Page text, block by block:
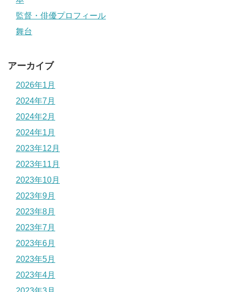
監督・俳優プロフィール
舞台
アーカイブ
2026年1月
2024年7月
2024年2月
2024年1月
2023年12月
2023年11月
2023年10月
2023年9月
2023年8月
2023年7月
2023年6月
2023年5月
2023年4月